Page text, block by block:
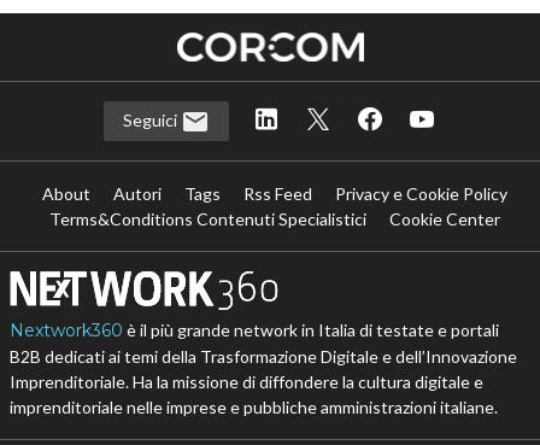
Seguici
About Autori Tags Rss Feed
Privacy e Cookie Policy
Terms&Conditions Contenuti Specialistici
Cookie Center
Nextwork360 è il più grande network in Italia di testate e portali
B2B dedicati ai temi della Trasformazione Digitale e dell’Innovazione
Imprenditoriale. Ha la missione di diffondere la cultura digitale e
imprenditoriale nelle imprese e pubbliche amministrazioni italiane.